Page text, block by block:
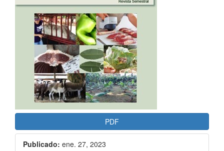
del
artículo
PDF
Publicado: ene. 27, 2023